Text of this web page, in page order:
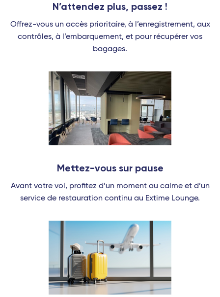
N’attendez plus, passez !
Offrez-vous un accès prioritaire, à l’enregistrement, aux
contrôles, à l’embarquement, et pour récupérer vos
bagages.
Mettez-vous sur pause
Avant votre vol, profitez d’un moment au calme et d’un
service de restauration continu au Extime Lounge.